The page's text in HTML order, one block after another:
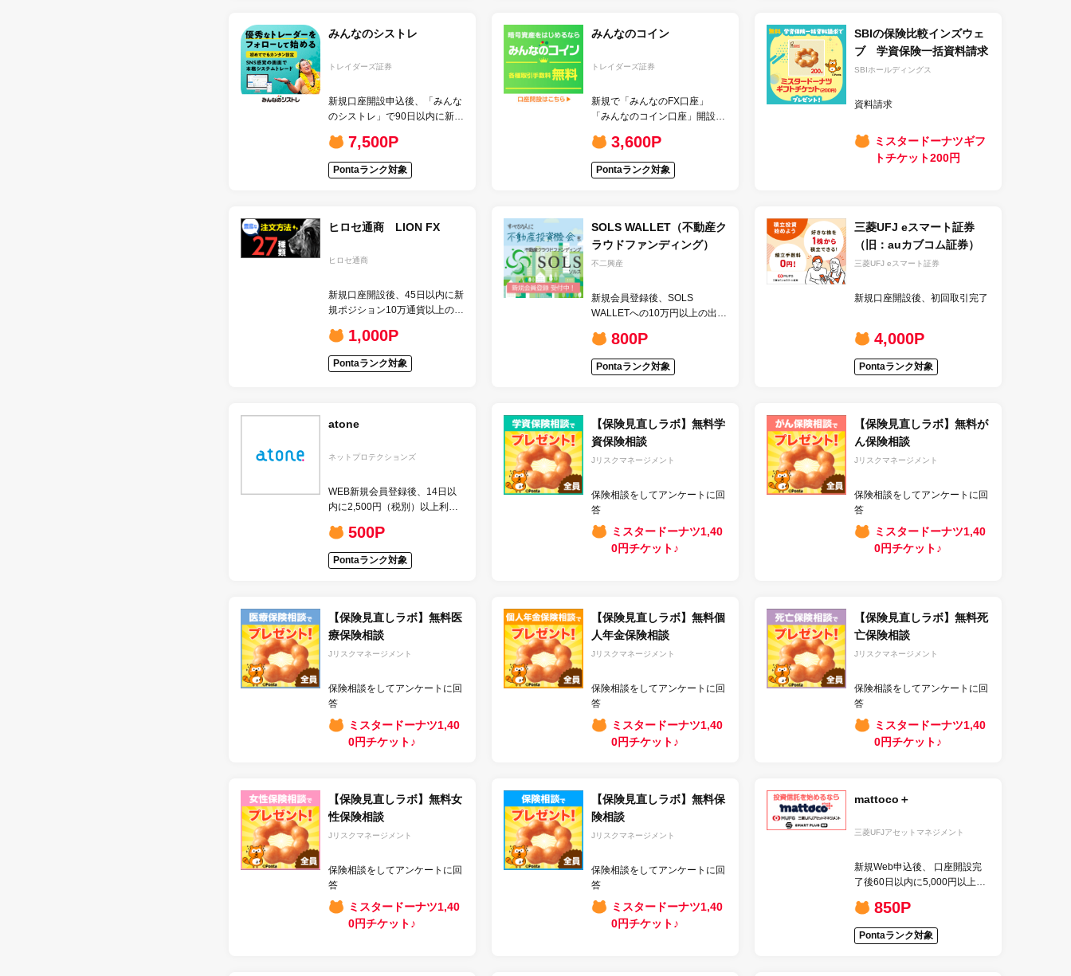
みんなのシストレ
トレイダーズ証券
新規口座開設申込後、「みんな
のシストレ」で90日以内に新規
7,500P
Pontaランク対象
みんなのコイン
トレイダーズ証券
新規で「みんなのFX口座」
「みんなのコイン口座」開設申
日以内に1取引単位以上のお取
引
3,600P
Pontaランク対象
SBIの保険比較インズウェ
ブ 学資保険一括資料請求
SBIホールディングス
資料請求
ミスタードーナツギフ
トチケット200円
ヒロセ通商 LION FX
ヒロセ通商
新規口座開設後、45日以内に新
規ポジション10万通貨以上の取
1,000P
Pontaランク対象
SOLS WALLET（不動産ク
ラウドファンディング）
不二興産
新規会員登録後、SOLS
WALLETへの10万円以上の出資
800P
Pontaランク対象
三菱UFJ eスマート証券
（旧：auカブコム証券）
三菱UFJ eスマート証券
新規口座開設後、初回取引完了
4,000P
Pontaランク対象
atone
ネットプロテクションズ
WEB新規会員登録後、14日以
内に2,500円（税別）以上利
500P
Pontaランク対象
【保険見直しラボ】無料学
資保険相談
Jリスクマネージメント
保険相談をしてアンケートに回
答
ミスタードーナツ1,40
0円チケット♪
【保険見直しラボ】無料が
ん保険相談
Jリスクマネージメント
保険相談をしてアンケートに回
答
ミスタードーナツ1,40
0円チケット♪
【保険見直しラボ】無料医
療保険相談
Jリスクマネージメント
保険相談をしてアンケートに回
答
ミスタードーナツ1,40
0円チケット♪
【保険見直しラボ】無料個
人年金保険相談
Jリスクマネージメント
保険相談をしてアンケートに回
答
ミスタードーナツ1,40
0円チケット♪
【保険見直しラボ】無料死
亡保険相談
Jリスクマネージメント
保険相談をしてアンケートに回
答
ミスタードーナツ1,40
0円チケット♪
【保険見直しラボ】無料女
性保険相談
Jリスクマネージメント
保険相談をしてアンケートに回
答
ミスタードーナツ1,40
0円チケット♪
【保険見直しラボ】無料保
険相談
Jリスクマネージメント
保険相談をしてアンケートに回
答
ミスタードーナツ1,40
0円チケット♪
mattoco＋
三菱UFJアセットマネジメント
新規Web申込後、 口座開設完
了後60日以内に5,000円以上の
850P
Pontaランク対象